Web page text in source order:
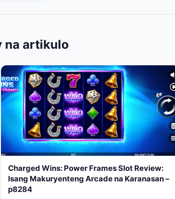
na artikulo
Charged Wins: Power Frames Slot Review:
Isang Makuryenteng Arcade na Karanasan –
p8284